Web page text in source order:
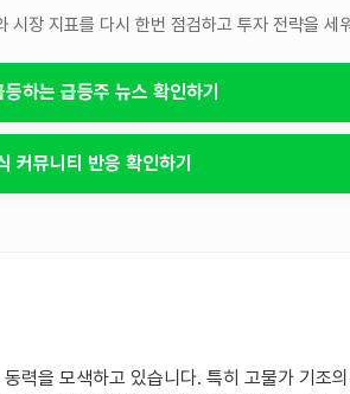
시장 지표를 다시 한번 점검하고 투자 전략을 세
하는 급등주 뉴스 확인하기
커뮤니티 반응 확인하기
을 모색하고 있습니다. 특히 고물가 기조